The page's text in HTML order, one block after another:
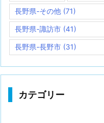
長野県-その他 (71)
長野県-諏訪市 (41)
長野県-長野市 (31)
カテゴリー